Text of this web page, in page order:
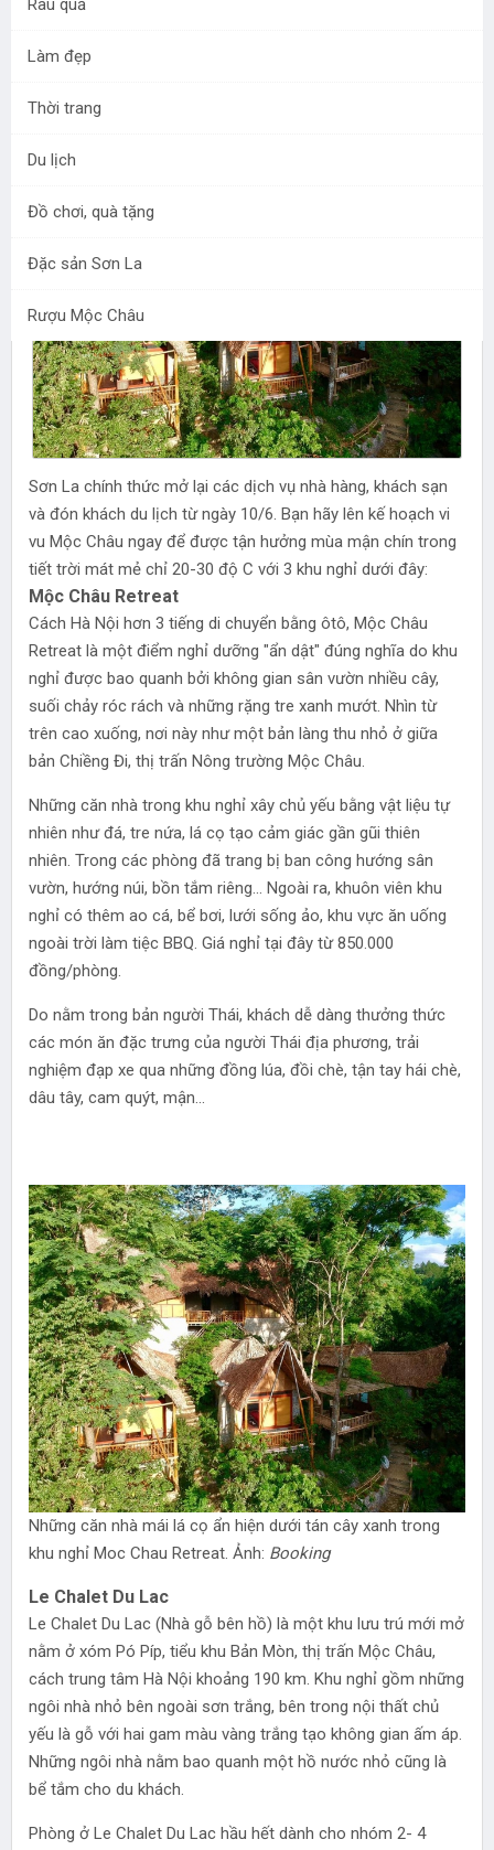
Rau quả
Làm đẹp
Thời trang
Du lịch
Đồ chơi, quà tặng
Đặc sản Sơn La
Rượu Mộc Châu
Để tránh nắng nóng mùa hè Hà Nội, bạn có thể chọn
Lac, The Nordic Village hoặc Mộc Châu Retreat.
Sơn La chính thức mở lại các dịch vụ nhà hàng, khách sạn
và đón khách du lịch từ ngày 10/6. Bạn hãy lên kế hoạch vi
vu Mộc Châu ngay để được tận hưởng mùa mận chín trong
tiết trời mát mẻ chỉ 20-30 độ C với 3 khu nghỉ dưới đây:
Mộc Châu Retreat
Cách Hà Nội hơn 3 tiếng di chuyển bằng ôtô, Mộc Châu
Retreat là một điểm nghỉ dưỡng "ẩn dật" đúng nghĩa do khu
nghỉ được bao quanh bởi không gian sân vườn nhiều cây,
suối chảy róc rách và những rặng tre xanh mướt. Nhìn từ
trên cao xuống, nơi này như một bản làng thu nhỏ ở giữa
bản Chiềng Đi, thị trấn Nông trường Mộc Châu.
Những căn nhà trong khu nghỉ xây chủ yếu bằng vật liệu tự
nhiên như đá, tre nứa, lá cọ tạo cảm giác gần gũi thiên
nhiên. Trong các phòng đã trang bị ban công hướng sân
vườn, hướng núi, bồn tắm riêng... Ngoài ra, khuôn viên khu
nghỉ có thêm ao cá, bể bơi, lưới sống ảo, khu vực ăn uống
ngoài trời làm tiệc BBQ. Giá nghỉ tại đây từ 850.000
đồng/phòng.
Do nằm trong bản người Thái, khách dễ dàng thưởng thức
các món ăn đặc trưng của người Thái địa phương, trải
nghiệm đạp xe qua những đồng lúa, đồi chè, tận tay hái chè,
dâu tây, cam quýt, mận...
Những căn nhà mái lá cọ ẩn hiện dưới tán cây xanh trong
khu nghỉ Moc Chau Retreat. Ảnh: Booking
Le Chalet Du Lac
Le Chalet Du Lac (Nhà gỗ bên hồ) là một khu lưu trú mới mở
nằm ở xóm Pó Píp, tiểu khu Bản Mòn, thị trấn Mộc Châu,
cách trung tâm Hà Nội khoảng 190 km. Khu nghỉ gồm những
ngôi nhà nhỏ bên ngoài sơn trắng, bên trong nội thất chủ
yếu là gỗ với hai gam màu vàng trắng tạo không gian ấm áp.
Những ngôi nhà nằm bao quanh một hồ nước nhỏ cũng là
bể tắm cho du khách.
Phòng ở Le Chalet Du Lac hầu hết dành cho nhóm 2- 4